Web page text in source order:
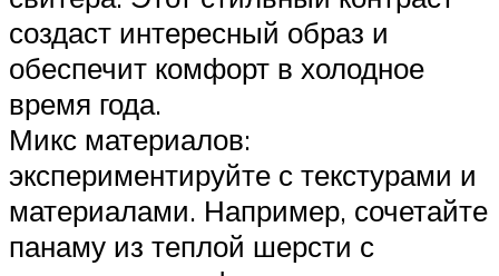
создаст интересный образ и
обеспечит комфорт в холодное
время года.
Микс материалов:
экспериментируйте с текстурами и
материалами. Например, сочетайте
панаму из теплой шерсти с